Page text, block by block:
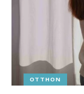
OTTHON